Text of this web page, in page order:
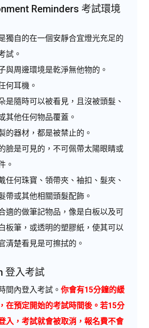
Reminders 考試環境
獨自的在一個安靜合宜燈光充足的
試。
與周邊環境是乾淨無他物的。
何耳機。
是隨時可以被看見，且沒被頭髮、
其他任何物品覆蓋。
的器材，都是被禁止的。
臉是可見的，不可佩帶太陽眼睛或
。
任何珠寶、領帶夾、袖扣、髮夾、
帶或其他相關頭髮配飾。
適的做筆記物品，像是白板以及可
板筆，或透明的塑膠紙，使其可以
清楚看見是可擦拭的。
登入考試
間內登入考試。 你會有15分鐘的緩
在預定開始的考試時間後。若15分
入，考試就會被取消，報名費不會